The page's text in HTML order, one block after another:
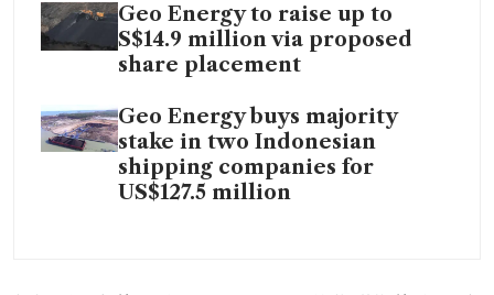
Geo Energy to raise up to
S$14.9 million via proposed
share placement
Geo Energy buys majority
stake in two Indonesian
shipping companies for
US$127.5 million